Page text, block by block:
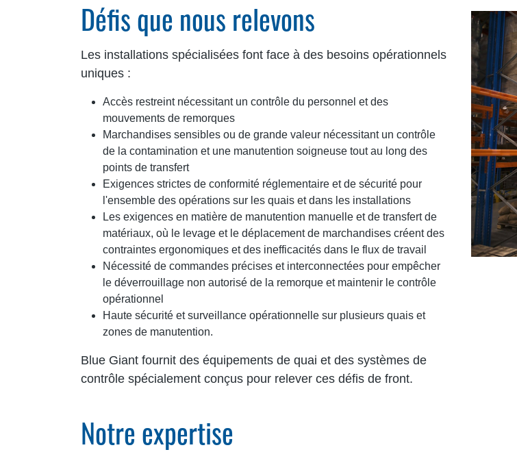
Défis que nous relevons
Les installations spécialisées font face à des besoins opérationnels
uniques :
Accès restreint nécessitant un contrôle du personnel et des
mouvements de remorques
Marchandises sensibles ou de grande valeur nécessitant un contrôle
de la contamination et une manutention soigneuse tout au long des
points de transfert
Exigences strictes de conformité réglementaire et de sécurité pour
l'ensemble des opérations sur les quais et dans les installations
Les exigences en matière de manutention manuelle et de transfert de
matériaux, où le levage et le déplacement de marchandises créent des
contraintes ergonomiques et des inefficacités dans le flux de travail
Nécessité de commandes précises et interconnectées pour empêcher
le déverrouillage non autorisé de la remorque et maintenir le contrôle
opérationnel
Haute sécurité et surveillance opérationnelle sur plusieurs quais et
zones de manutention.
Blue Giant fournit des équipements de quai et des systèmes de
contrôle spécialement conçus pour relever ces défis de front.
Notre expertise